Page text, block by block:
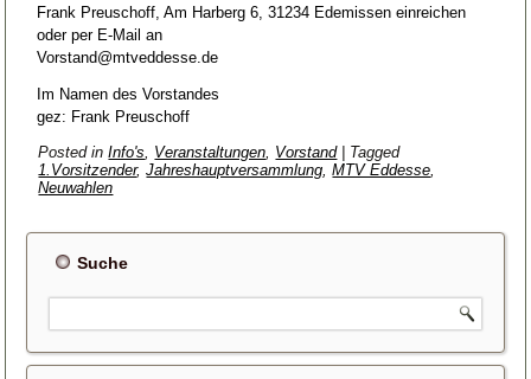
Frank Preuschoff, Am Harberg 6, 31234 Edemissen einreichen
oder per E-Mail an
Vorstand@mtveddesse.de
Im Namen des Vorstandes
gez: Frank Preuschoff
Posted in Info's, Veranstaltungen, Vorstand| Tagged
1.Vorsitzender,Jahreshauptversammlung,MTV Eddesse,
Neuwahlen
Suche